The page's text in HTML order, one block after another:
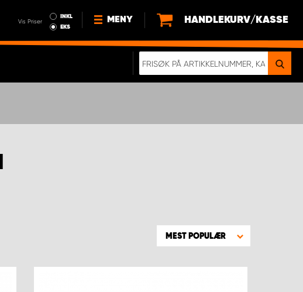
Vis Priser
INKL
EKS
MENY
NYHETER
HANDLEKURV/KASSE
MEST POPULÆR